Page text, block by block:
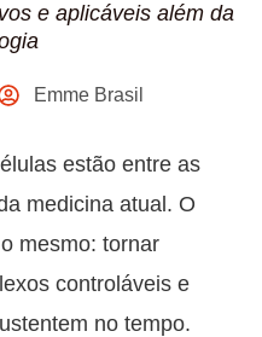
e aplicáveis além da
Emme Brasil
estão entre as
medicina atual. O
mesmo: tornar
controláveis e
no tempo.